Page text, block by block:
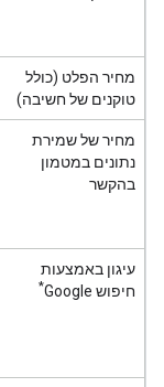
מחיר הפלט (כולל
טוקנים של חשיבה)
מחיר של שמירת
נתונים במטמון
בהקשר
עיגון באמצעות
חיפוש Google
*